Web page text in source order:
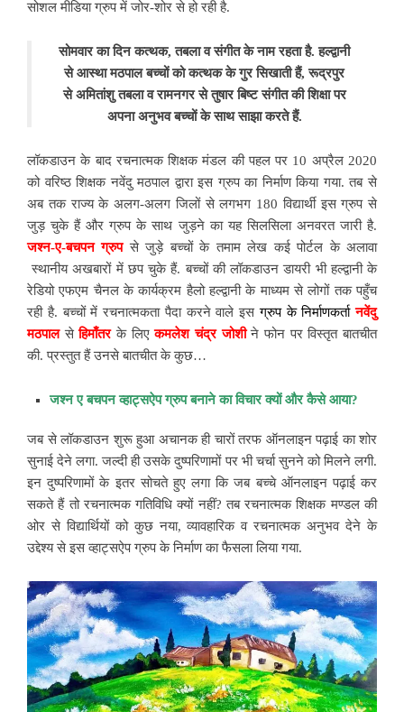
सोशल मीडिया ग्रुप में जोर-शोर से हो रही है.
सोमवार का दिन कत्थक, तबला व संगीत के नाम रहता है. हल्द्वानी
से आस्था मठपाल बच्चों को कत्थक के गुर सिखाती हैं, रूद्रपुर
से अमितांशु तबला व रामनगर से तुषार बिष्ट संगीत की शिक्षा पर
अपना अनुभव बच्चों के साथ साझा करते हैं.
लॉकडाउन के बाद रचनात्मक शिक्षक मंडल की पहल पर 10 अप्रैल 2020
को वरिष्ठ शिक्षक नवेंदु मठपाल द्वारा इस ग्रुप का निर्माण किया गया. तब से
अब तक राज्य के अलग-अलग जिलों से लगभग 180 विद्यार्थी इस ग्रुप से
जुड़ चुके हैं और ग्रुप के साथ जुड़ने का यह सिलसिला अनवरत जारी है.
जश्न-ए-बचपन ग्रुप से जुड़े बच्चों के तमाम लेख कई पोर्टल के अलावा
स्थानीय अखबारों में छप चुके हैं. बच्चों की लॉकडाउन डायरी भी हल्द्वानी के
रेडियो एफएम चैनल के कार्यक्रम हैलो हल्द्वानी के माध्यम से लोगों तक पहुँच
रही है. बच्चों में रचनात्मकता पैदा करने वाले इसग्रुप के निर्माणकर्तानवेंदु
मठपाल सेहिमाँतरके लिएकमलेश चंद्र जोशी ने फोन पर विस्‍तृत बातचीत
की. प्रस्‍तुत हैं उनसे बातचीत के कुछ…
जश्न ए बचपन व्हाट्सऐप ग्रुप बनाने का विचार क्यों और कैसे आया?
जब से लॉकडाउन शुरू हुआ अचानक ही चारों तरफ ऑनलाइन पढ़ाई का शोर
सुनाई देने लगा. जल्दी ही उसके दुष्परिणामों पर भी चर्चा सुनने को मिलने लगी.
इन दुष्परिणामों के इतर सोचते हुए लगा कि जब बच्चे ऑनलाइन पढ़ाई कर
सकते हैं तो रचनात्मक गतिविधि क्यों नहीं? तब रचनात्मक शिक्षक मण्डल की
ओर से विद्यार्थियों को कुछ नया, व्यावहारिक व रचनात्मक अनुभव देने के
उद्देश्य से इस व्हाट्सऐप ग्रुप के निर्माण का फैसला लिया गया.